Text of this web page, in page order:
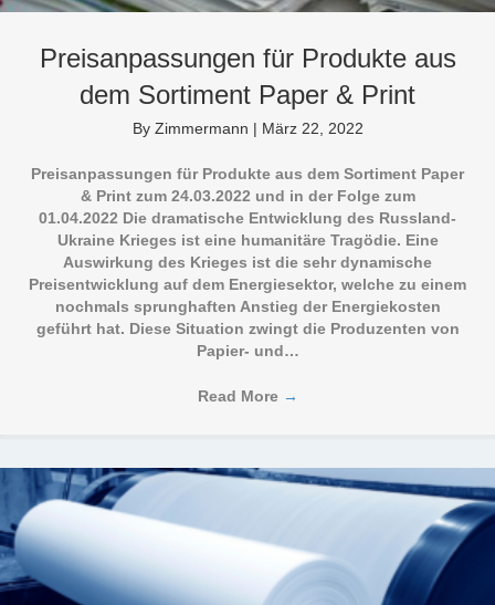
Preisanpassungen für Produkte aus
dem Sortiment Paper & Print
By Zimmermann | März 22, 2022
Preisanpassungen für Produkte aus dem Sortiment Paper
& Print zum 24.03.2022 und in der Folge zum
01.04.2022 Die dramatische Entwicklung des Russland-
Ukraine Krieges ist eine humanitäre Tragödie. Eine
Auswirkung des Krieges ist die sehr dynamische
Preisentwicklung auf dem Energiesektor, welche zu einem
nochmals sprunghaften Anstieg der Energiekosten
geführt hat. Diese Situation zwingt die Produzenten von
Papier- und…
Read More →